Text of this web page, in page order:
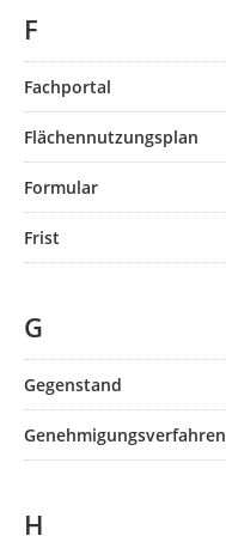
F
Fachportal
Flächennutzungsplan
Formular
Frist
G
Gegenstand
Genehmigungsverfahren
H